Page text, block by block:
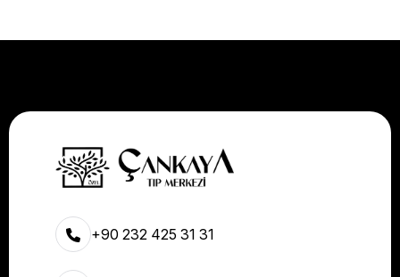
+90 232 425 31 31